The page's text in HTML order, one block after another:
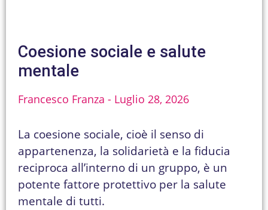
Coesione sociale e salute
mentale
Francesco Franza Luglio 28, 2026
La coesione sociale, cioè il senso di
appartenenza, la solidarietà e la fiducia
reciproca all’interno di un gruppo, è un
potente fattore protettivo per la salute
mentale di tutti.